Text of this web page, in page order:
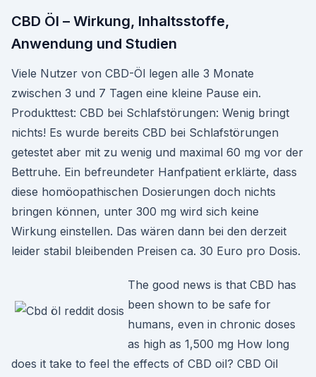
CBD Öl – Wirkung, Inhaltsstoffe,
Anwendung und Studien
Viele Nutzer von CBD-Öl legen alle 3 Monate
zwischen 3 und 7 Tagen eine kleine Pause ein.
Produkttest: CBD bei Schlafstörungen: Wenig bringt
nichts! Es wurde bereits CBD bei Schlafstörungen
getestet aber mit zu wenig und maximal 60 mg vor der
Bettruhe. Ein befreundeter Hanfpatient erklärte, dass
diese homöopathischen Dosierungen doch nichts
bringen können, unter 300 mg wird sich keine
Wirkung einstellen. Das wären dann bei den derzeit
leider stabil bleibenden Preisen ca. 30 Euro pro Dosis.
The good news is that CBD has
been shown to be safe for
humans, even in chronic doses
as high as 1,500 mg How long
does it take to feel the effects of CBD oil? CBD Oil